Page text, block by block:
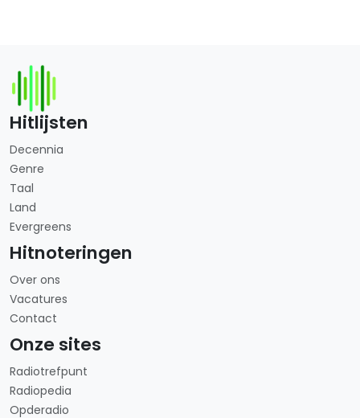
Hitlijsten
Decennia
Genre
Taal
Land
Evergreens
Hitnoteringen
Over ons
Vacatures
Contact
Onze sites
Radiotrefpunt
Radiopedia
Opderadio